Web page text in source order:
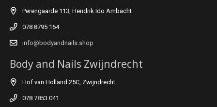
Perengaarde 113, Hendrik Ido Ambacht
078 8795 164
info@bodyandnails.shop
Body and Nails Zwijndrecht
Hof van Holland 25C, Zwijndrecht
078 7853 041